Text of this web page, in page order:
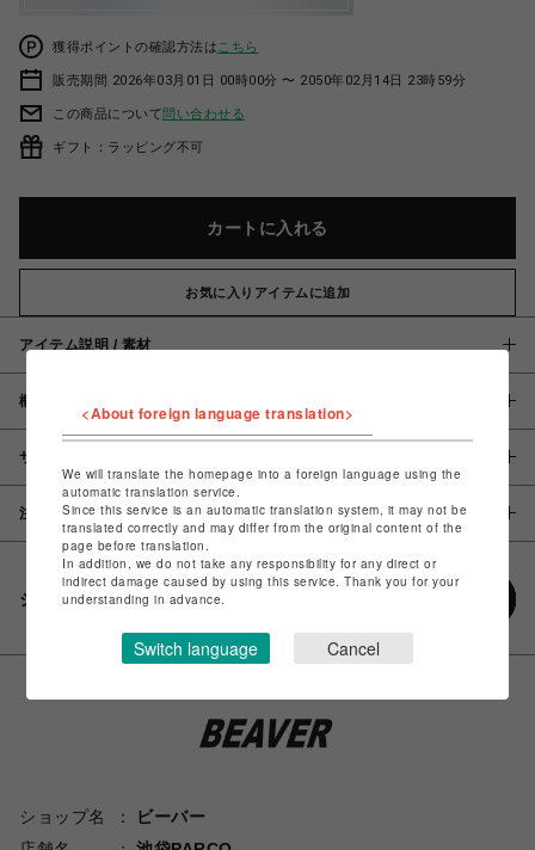
獲得ポイントの確認方法は こちら
販売期間 2026年03月01日 00時00分 〜 2050年02月14日 23時59分
この商品について問い合わせる
ギフト：ラッピング不可
カートに入れる
お気に入りアイテムに追加
アイテム説明 / 素材
概要
サイズ
注意事項
シェアする
ショップ名
ビーバー
<About foreign language translation>
We will translate the homepage into a foreign language using the
automatic translation service.
Since this service is an automatic translation system, it may not be
translated correctly and may differ from the original content of the
page before translation.
In addition, we do not take any responsibility for any direct or
indirect damage caused by using this service. Thank you for your
understanding in advance.
Switch language Cancel